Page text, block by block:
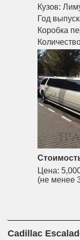
Кузов:
Год
Коробка
Цена:
(не менее
Cadillac